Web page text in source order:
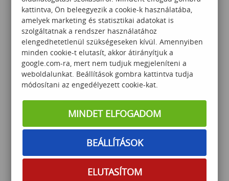
95 000 Ft
Excel haladó
kattintva, Ön beleegyezik a cookie-k használatába,
amelyek marketing és statisztikai adatokat is
szolgáltatnak a rendszer használatához
elengedhetetlenül szükségeseken kívül. Amennyiben
minden cookie-t elutasít, akkor átirányítjuk a
google.com-ra, mert nem tudjuk megjeleníteni a
weboldalunkat. Beállítások gombra kattintva tudja
módosítani az engedélyezett cookie-kat.
MINDET ELFOGADOM
BEÁLLÍTÁSOK
ELUTASÍTOM